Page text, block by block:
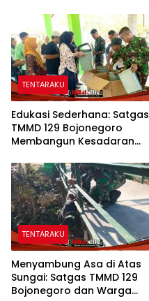
129 Bojonegoro
TENTARAKU
Edukasi Sederhana: Satgas
TMMD 129 Bojonegoro
Membangun Kesadaran
Lingkungan di Kesongo
TENTARAKU
Menyambung Asa di Atas
Sungai: Satgas TMMD 129
Bojonegoro dan Warga